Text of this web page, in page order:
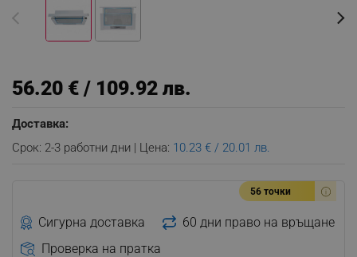
56.20 € / 109.92 лв.
Доставка:
Срок: 2-3 работни дни | Цена: 10.23 € / 20.01 лв.
56 точки
Сигурна доставка
60 дни право на връщане
Проверка на пратка